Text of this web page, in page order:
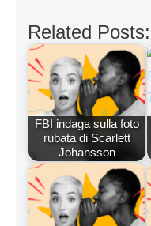
Related Posts:
FBI indaga sulla foto
rubata di Scarlett
Johansson